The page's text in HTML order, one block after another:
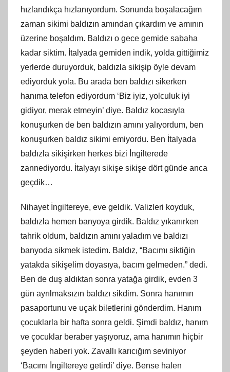
hızlandıkça hızlanıyordum. Sonunda boşalacağım
zaman sikimi baldızın amından çıkardım ve amının
üzerine boşaldım. Baldızı o gece gemide sabaha
kadar siktim. İtalyada gemiden indik, yolda gittiğimiz
yerlerde duruyorduk, baldızla sikişip öyle devam
ediyorduk yola. Bu arada ben baldızı sikerken
hanıma telefon ediyordum ‘Biz iyiz, yolculuk iyi
gidiyor, merak etmeyin’ diye. Baldız kocasıyla
konuşurken de ben baldızın amını yalıyordum, ben
konuşurken baldız sikimi emiyordu. Ben İtalyada
baldızla sikişirken herkes bizi İngilterede
zannediyordu. İtalyayı sikişe sikişe dört günde anca
geçdik…
Nihayet İngiltereye, eve geldik. Valizleri koyduk,
baldızla hemen banyoya girdik. Baldız yıkanırken
tahrik oldum, baldızın amını yaladım ve baldızı
banyoda sikmek istedim. Baldız, “Bacımı siktiğin
yatakda sikişelim doyasıya, bacım gelmeden.” dedi.
Ben de duş aldıktan sonra yatağa girdik, evden 3
gün ayrılmaksızın baldızı sikdim. Sonra hanımın
pasaportunu ve uçak biletlerini gönderdim. Hanım
çocuklarla bir hafta sonra geldi. Şimdi baldız, hanım
ve çocuklar beraber yaşıyoruz, ama hanımın hiçbir
şeyden haberi yok. Zavallı karıcığım seviniyor
‘Bacımı İngiltereye getirdi’ diye. Bense halen